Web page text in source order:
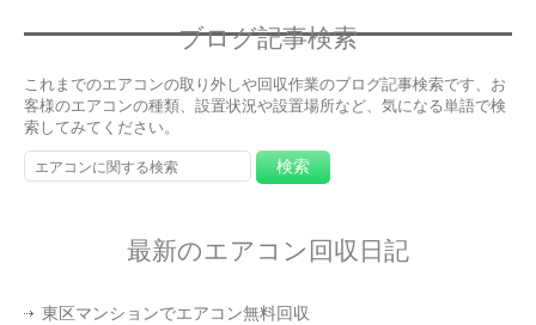
ブログ記事検索
これまでのエアコンの取り外しや回収作業のブログ記事検索です、お
客様のエアコンの種類、設置状況や設置場所など、気になる単語で検
索してみてください。
最新のエアコン回収日記
東区マンションでエアコン無料回収